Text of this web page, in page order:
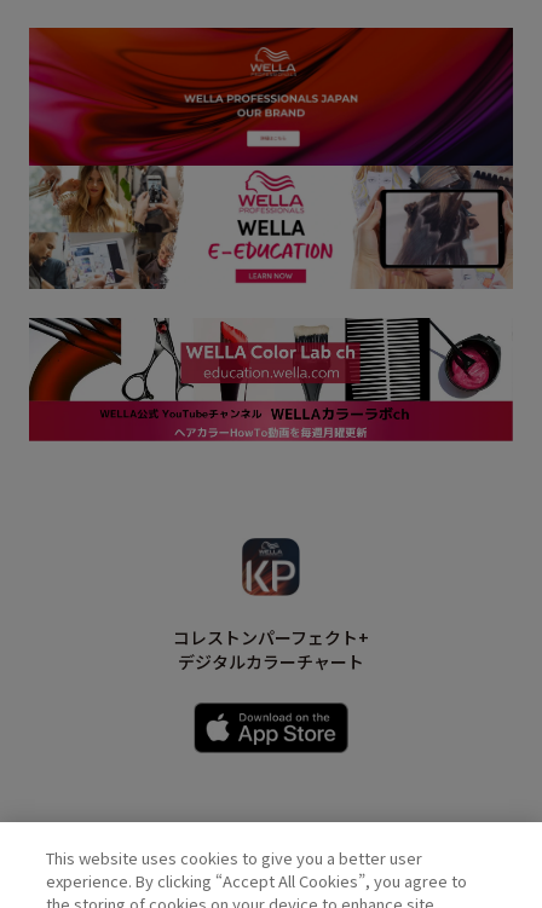
コレストンパーフェクト+
デジタルカラーチャート
Wella Official Account
This website uses cookies to give you a better user
experience. By clicking “Accept All Cookies”, you agree to